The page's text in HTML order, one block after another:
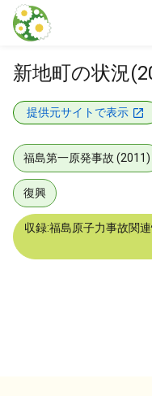
本文に飛ぶ
新地町の状況
提供元サイトで表示
福島第一原発事故 (2011)
復興
収録:福島原子力事故関